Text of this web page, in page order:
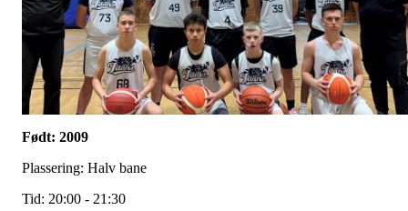
Født: 2009
Plassering: Halv bane
Tid: 20:00 - 21:30